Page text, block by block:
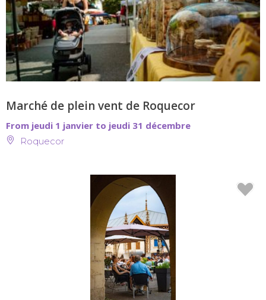
Marché de plein vent de Roquecor
From jeudi 1 janvier to jeudi 31 décembre
Roquecor